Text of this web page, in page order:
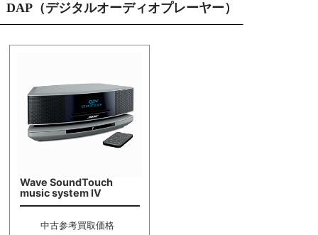
DAP（デジタルオーディオプレーヤー）
Wave SoundTouch
music system IV
中古参考買取価格